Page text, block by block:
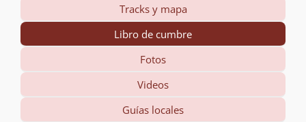
Tracks y mapa
Libro de cumbre
Fotos
Videos
Guías locales